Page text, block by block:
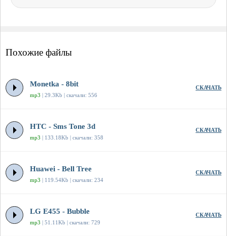
Похожие файлы
Monetka - 8bit
mp3 | 29.3Kb | скачали: 556
СКАЧАТЬ
HTC - Sms Tone 3d
mp3 | 133.18Kb | скачали: 358
СКАЧАТЬ
Huawei - Bell Tree
mp3 | 119.54Kb | скачали: 234
СКАЧАТЬ
LG E455 - Bubble
mp3 | 51.11Kb | скачали: 729
СКАЧАТЬ